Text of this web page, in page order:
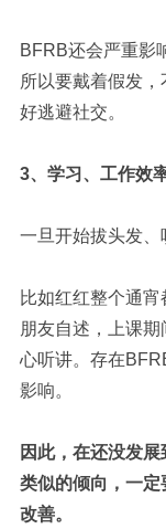
BFRB还会严重影
所以要戴着假发
好逃避社交。
3、学习、工作效
一旦开始拔头发、
比如红红整个通宵
朋友自述，上课
心听讲。 存在
影响。
因此，在还没发
类似的倾向，一定
改善。